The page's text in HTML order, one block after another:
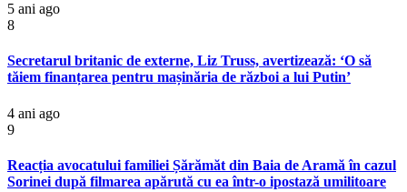
5 ani ago
8
Secretarul britanic de externe, Liz Truss, avertizează: ‘O să
tăiem finanțarea pentru mașinăria de război a lui Putin’
4 ani ago
9
Reacția avocatului familiei Șărămăt din Baia de Aramă în cazul
Sorinei după filmarea apărută cu ea într-o ipostază umilitoare